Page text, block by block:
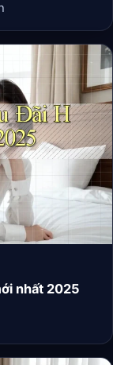
nhất 2025